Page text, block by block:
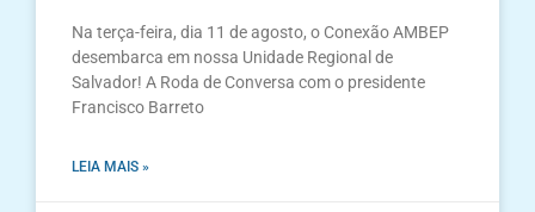
Na terça-feira, dia 11 de agosto, o Conexão AMBEP
desembarca em nossa Unidade Regional de
Salvador! A Roda de Conversa com o presidente
Francisco Barreto
LEIA MAIS »